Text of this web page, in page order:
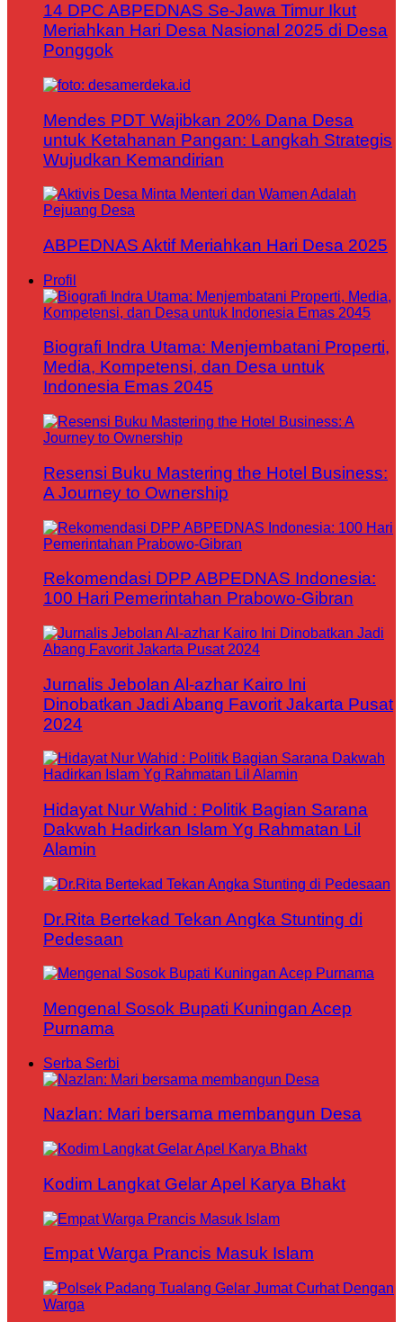
14 DPC ABPEDNAS Se-Jawa Timur Ikut
Meriahkan Hari Desa Nasional 2025 di Desa
Ponggok
Mendes PDT Wajibkan 20% Dana Desa
untuk Ketahanan Pangan: Langkah Strategis
Wujudkan Kemandirian
ABPEDNAS Aktif Meriahkan Hari Desa 2025
Profil
Biografi Indra Utama: Menjembatani Properti,
Media, Kompetensi, dan Desa untuk
Indonesia Emas 2045
Resensi Buku Mastering the Hotel Business:
A Journey to Ownership
Rekomendasi DPP ABPEDNAS Indonesia:
100 Hari Pemerintahan Prabowo-Gibran
Jurnalis Jebolan Al-azhar Kairo Ini
Dinobatkan Jadi Abang Favorit Jakarta Pusat
2024
Hidayat Nur Wahid : Politik Bagian Sarana
Dakwah Hadirkan Islam Yg Rahmatan Lil
Alamin
Dr.Rita Bertekad Tekan Angka Stunting di
Pedesaan
Mengenal Sosok Bupati Kuningan Acep
Purnama
Serba Serbi
Nazlan: Mari bersama membangun Desa
Kodim Langkat Gelar Apel Karya Bhakt
Empat Warga Prancis Masuk Islam